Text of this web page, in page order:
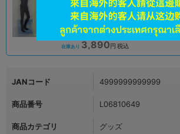
京都店２号館
在庫あり 3,890円 税込
JANコード 4999999999999
商品番号 L06810649
商品カテゴリ グッズ